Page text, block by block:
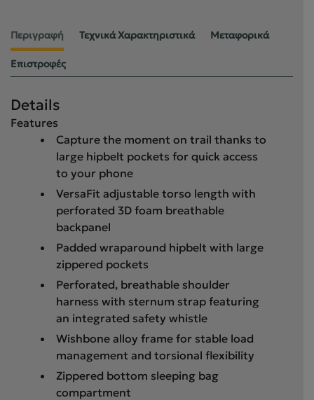
Περιγραφή Τεχνικά Χαρακτηριστικά Μεταφορικά
Επιστροφές
Details
Features
Capture the moment on trail thanks to
large hipbelt pockets for quick access
to your phone
VersaFit adjustable torso length with
perforated 3D foam breathable
backpanel
Padded wraparound hipbelt with large
zippered pockets
Perforated, breathable shoulder
harness with sternum strap featuring
an integrated safety whistle
Wishbone alloy frame for stable load
management and torsional flexibility
Zippered bottom sleeping bag
compartment